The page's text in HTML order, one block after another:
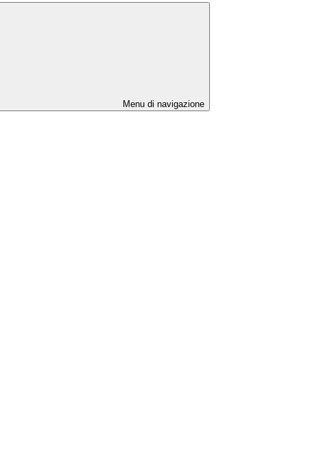
Menu di navigazione